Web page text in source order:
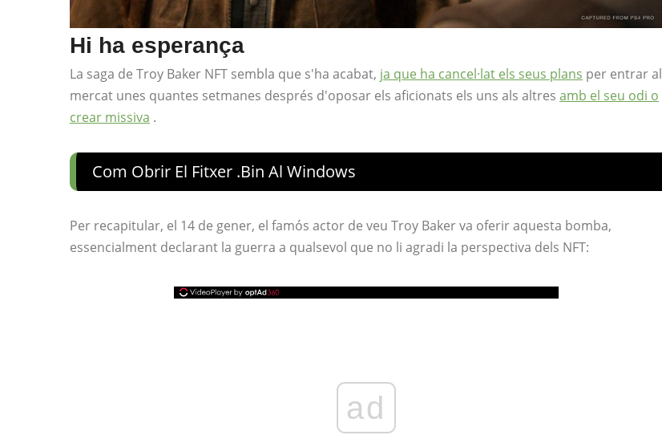
Hi ha esperança
La saga de Troy Baker NFT sembla que s'ha acabat, ja que ha cancel·lat els seus plans per entrar al
mercat unes quantes setmanes després d'oposar els aficionats els uns als altres amb el seu odi o
crear missiva .
Com Obrir El Fitxer .bin Al Windows
Per recapitular, el 14 de gener, el famós actor de veu Troy Baker va oferir aquesta bomba,
essencialment declarant la guerra a qualsevol que no li agradi la perspectiva dels NFT:
ad